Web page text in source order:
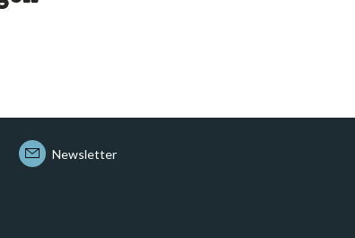
Newsletter